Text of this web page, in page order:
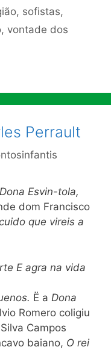
, sofistas,
, vontade dos
Perrault
Esvin-tola,
dom Francisco
que vireis a
E agra na vida
Ë a Dona
Romero coligiu
Campos
baiano, O rei